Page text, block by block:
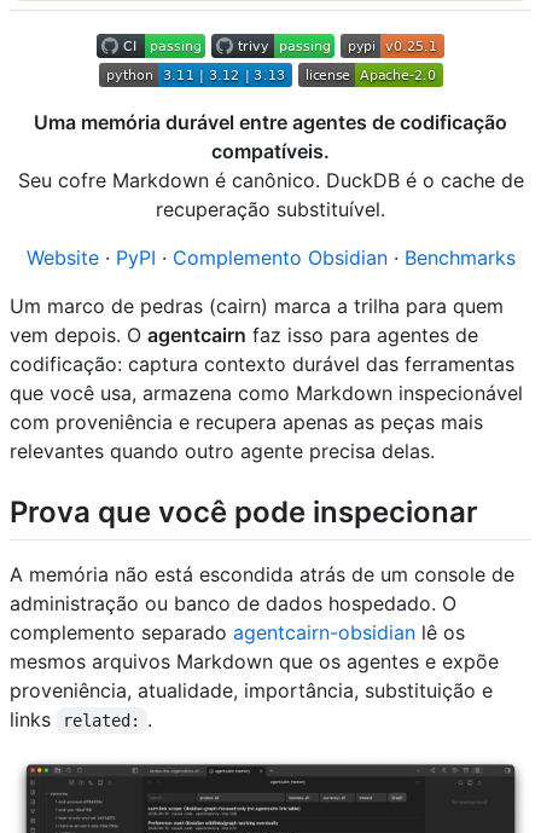
Uma memória durável entre agentes de codificação
compatíveis.
Seu cofre Markdown é canônico. DuckDB é o cache de
recuperação substituível.
Website· PyPI · Complemento Obsidian· Benchmarks
Um marco de pedras (cairn) marca a trilha para quem
vem depois. O agentcairn faz isso para agentes de
codificação: captura contexto durável das ferramentas
que você usa, armazena como Markdown inspecionável
com proveniência e recupera apenas as peças mais
relevantes quando outro agente precisa delas.
Prova que você pode inspecionar
A memória não está escondida atrás de um console de
administração ou banco de dados hospedado. O
complemento separado agentcairn-obsidian lê os
mesmos arquivos Markdown que os agentes e expõe
proveniência, atualidade, importância, substituição e
links
related: .